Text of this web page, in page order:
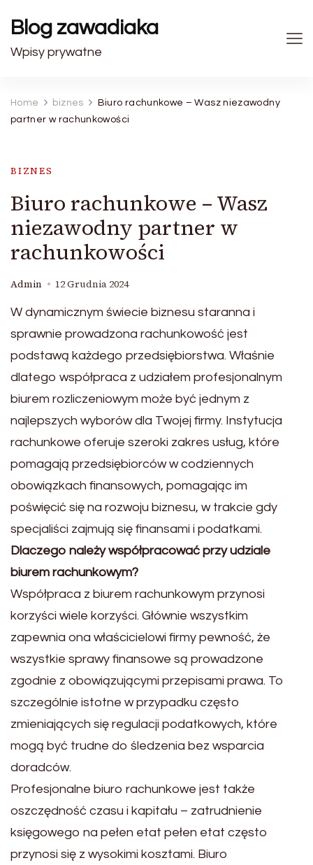
Blog zawadiaka
Wpisy prywatne
Home biznes
Biuro rachunkowe – Wasz niezawodny
partner w rachunkowości
BIZNES
Biuro rachunkowe – Wasz
niezawodny partner w
rachunkowości
Admin 12 Grudnia 2024
W dynamicznym świecie biznesu staranna i
sprawnie prowadzona rachunkowość jest
podstawą każdego przedsiębiorstwa. Właśnie
dlatego współpraca z udziałem profesjonalnym
biurem rozliczeniowym może być jednym z
najlepszych wyborów dla Twojej firmy. Instytucja
rachunkowe oferuje szeroki zakres usług, które
pomagają przedsiębiorców w codziennych
obowiązkach finansowych, pomagając im
poświęcić się na rozwoju biznesu, w trakcie gdy
specjaliści zajmują się finansami i podatkami.
Dlaczego należy współpracować przy udziale
biurem rachunkowym?
Współpraca z biurem rachunkowym przynosi
korzyści wiele korzyści. Głównie wszystkim
zapewnia ona właścicielowi firmy pewność, że
wszystkie sprawy finansowe są prowadzone
zgodnie z obowiązującymi przepisami prawa. To
szczególnie istotne w przypadku często
zmieniających się regulacji podatkowych, które
mogą być trudne do śledzenia bez wsparcia
doradców.
Profesjonalne biuro rachunkowe jest także
oszczędność czasu i kapitału – zatrudnienie
księgowego na pełen etat pełen etat często
przynosi się z wysokimi kosztami. Biuro